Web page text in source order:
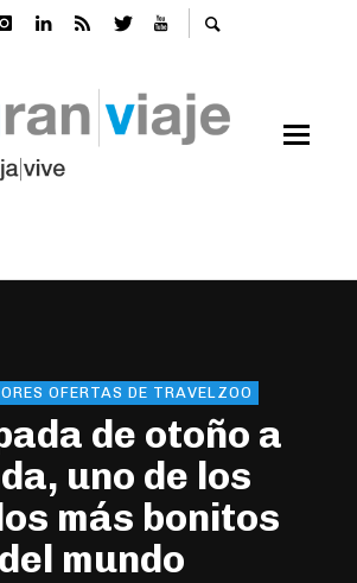
OFERTAS DE TRAVELZOO
de otoño a
uno de los
más bonitos
del mundo